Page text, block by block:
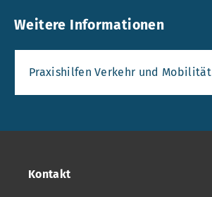
Weitere Informationen
Praxishilfen Verkehr und Mobilität
Kontakt